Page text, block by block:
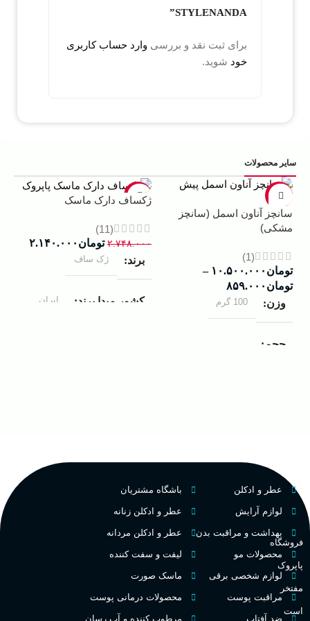
STYLENANDA”
برای ثبت نقد و بررسی وارد حساب کاربری
خود شوید.
سایر محصولات
-13%
سانچز آناون اسمل (سانچز
مشکی)
(1)
تومان ۱۰.۵۰۰.۰۰۰ –
تومان ۸۵۹.۰۰۰
وزن
100 گرم
حجم
کشور مبدا برند
طبع تلخ
غلظت
اکسترکت دو پرفیوم
-22%
ژکساف دارک ماسک
(11)
۲.۷۴۸.۰۰۰ تومان ۲.۱۴۰.۰۰۰
برند
ژک ساف
کشور مبدا برند ایران
میوه‌ها و مرکبات، وانیل،
فروشگاه
پاپروک
مفتخر
است
عطر و ادکلن
لوازم آرایش
بهداشت و مراقبت بدن
محصولات مو
لوازم شخصی برقی
مراقبت پوست
ضد آفتاب
باشگاه مشتریان
عطر و ادکلن زنانه
عطر و ادکلن مردانه
لیفت و سفت کننده
ماسک صورت
محصولات درمانی پوست
مرطوب کننده و آب رسان